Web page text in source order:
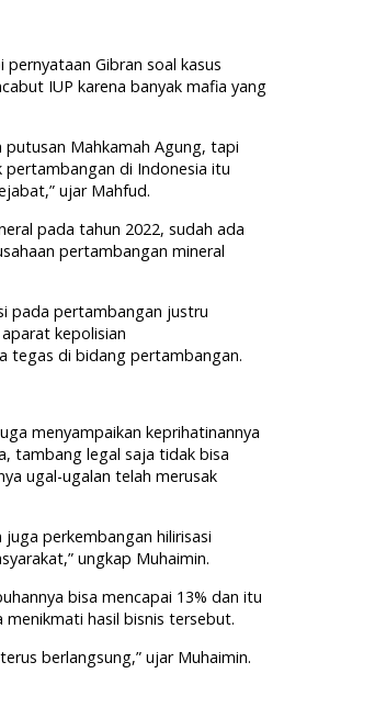
Gibran soal kasus
IUP karena banyak mafia yang
Mahkamah Agung, tapi
pertambangan di Indonesia itu
ujar Mahfud.
pada tahun 2022, sudah ada
pertambangan mineral
pada pertambangan justru
aparat kepolisian
tegas di bidang pertambangan.
menyampaikan keprihatinannya
tambang legal saja tidak bisa
ugal-ugalan telah merusak
perkembangan hilirisasi
ungkap Muhaimin.
bisa mencapai 13% dan itu
hasil bisnis tersebut.
berlangsung,” ujar Muhaimin.